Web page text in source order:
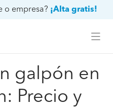
o empresa? ¡Alta gratis!
galpón en
Precio y